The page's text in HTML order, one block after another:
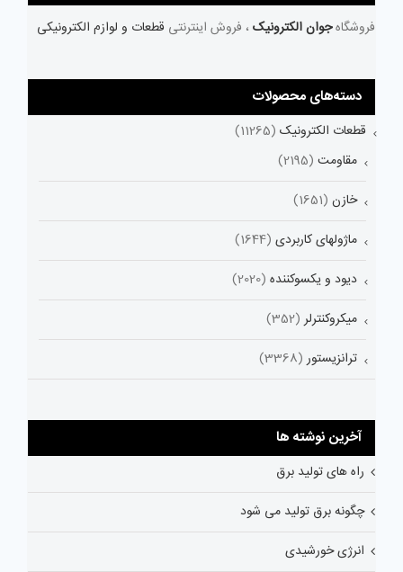
فروشگاهجوان الکترونیک ، فروش اینترنتی قطعات و لوازم الکترونیکی
دسته‌های محصولات
قطعات الکترونیک (11265)
مقاومت (2195)
خازن (1651)
ماژولهای کاربردی (1644)
دیود و یکسوکننده (2020)
میکروکنترلر (352)
ترانزیستور (3368)
آخرین نوشته ها
راه های تولید برق
چگونه برق تولید می شود
انرژی خورشیدی